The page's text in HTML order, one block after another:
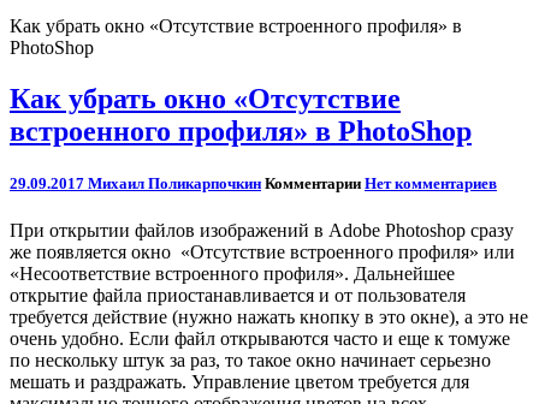
Как убрать окно «Отсутствие встроенного профиля» в
PhotoShop
Как убрать окно «Отсутствие
встроенного профиля» в PhotoShop
29.09.2017 Михаил Поликарпочкин Комментарии Нет комментариев
При открытии файлов изображений в Adobe Photoshop сразу
же появляется окно «Отсутствие встроенного профиля» или
«Несоответствие встроенного профиля». Дальнейшее
открытие файла приостанавливается и от пользователя
требуется действие (нужно нажать кнопку в это окне), а это не
очень удобно. Если файл открываются часто и еще к томуже
по нескольку штук за раз, то такое окно начинает серьезно
мешать и раздражать. Управление цветом требуется для